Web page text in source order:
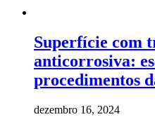
Superfície com
anticorrosiva:
procedimentos
dezembro 16, 2024